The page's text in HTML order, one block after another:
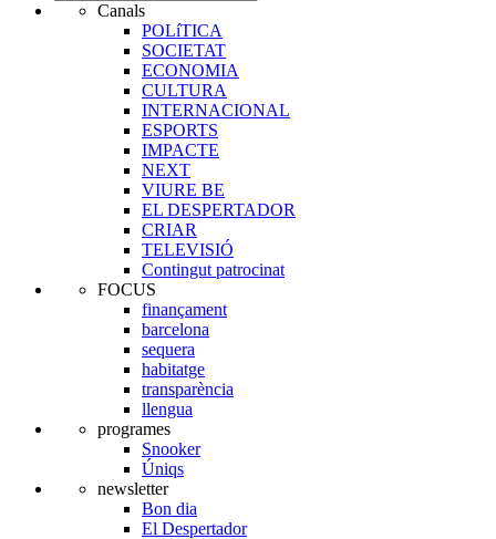
Canals
POLíTICA
SOCIETAT
ECONOMIA
CULTURA
INTERNACIONAL
ESPORTS
IMPACTE
NEXT
VIURE BE
EL DESPERTADOR
CRIAR
TELEVISIÓ
Contingut patrocinat
FOCUS
finançament
barcelona
sequera
habitatge
transparència
llengua
programes
Snooker
Úniqs
newsletter
Bon dia
El Despertador